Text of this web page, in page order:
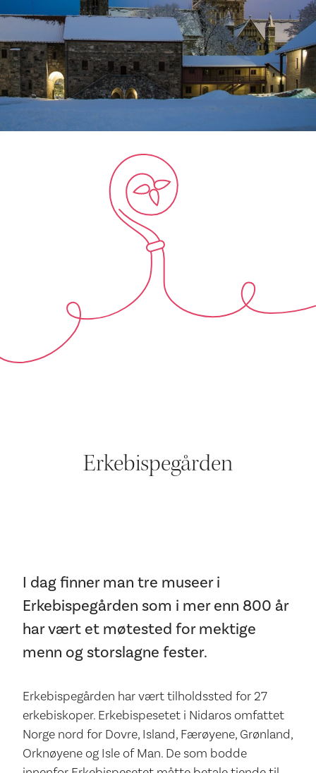
Ditt besøk
Erkebispegården
I dag finner man tre museer i
Erkebispegården som i mer enn 800 år
har vært et møtested for mektige
menn og storslagne fester.
Erkebispegården har vært tilholdssted for 27
erkebiskoper. Erkebispesetet i Nidaros omfattet
Norge nord for Dovre, Island, Færøyene, Grønland,
Orknøyene og Isle of Man. De som bodde